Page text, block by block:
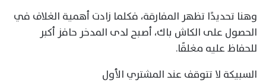
وهنا تحديدًا تظهر المفارقة، فكلما زادت أهمية الغلاف في
الحصول على الكاش باك، أصبح لدى المدخر حافز أكبر
للحفاظ عليه مغلقًا.
السبيكة لا تتوقف عند المشتري الأول